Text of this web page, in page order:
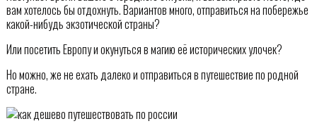
вам хотелось бы отдохнуть. Вариантов много, отправиться на побережье
какой-нибудь экзотической страны?
Или посетить Европу и окунуться в магию её исторических улочек?
Но можно, же не ехать далеко и отправиться в путешествие по родной
стране.